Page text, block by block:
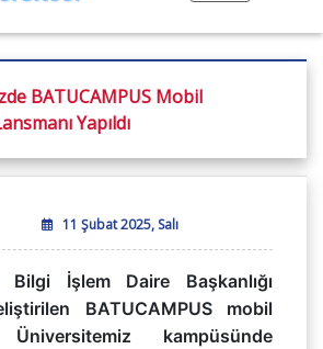
BATUCAMPUS Mobil
Yapıldı
11 Şubat 2025, Salı
Bilgi İşlem Daire Başkanlığı
BATUCAMPUS mobil
Üniversitemiz kampüsünde